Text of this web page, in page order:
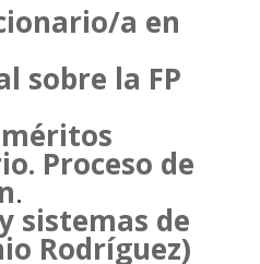
a en
sobre la FP
Proceso de
.
sistemas de
Rodríguez)